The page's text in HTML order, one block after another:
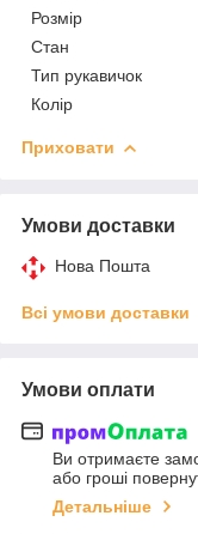
Розмір
Стан
Тип рукавичок
Колір
Приховати
Умови доставки
Нова Пошта
Всі умови доставки
Умови оплати
Ви отримаєте
або гроші
Детальніше